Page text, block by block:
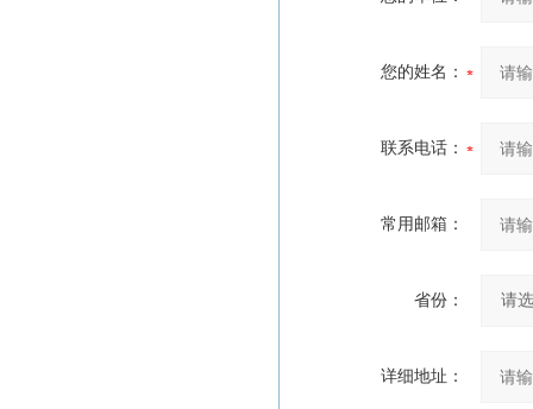
您的姓名：
联系电话：
常用邮箱：
省份：
详细地址：